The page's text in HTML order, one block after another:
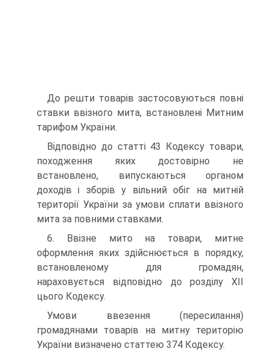
До решти товарів застосовуються повні
ставки ввізного мита, встановлені Митним
тарифом України.
Відповідно до статті 43 Кодексу товари,
походження яких достовірно не
встановлено, випуска­ються органом
доходів і зборів у вільний обіг на митній
території України за умови сплати ввізного
мита за повними ставками.
6. Ввізне мито на товари, митне
оформлення яких здійснюється в порядку,
встановленому для громадян,
нараховується відповідно до розділу ХІІ
цього Кодексу.
Умови ввезення (пересилання)
громадянами товарів на митну територію
України визначено стат­тею 374 Кодексу.